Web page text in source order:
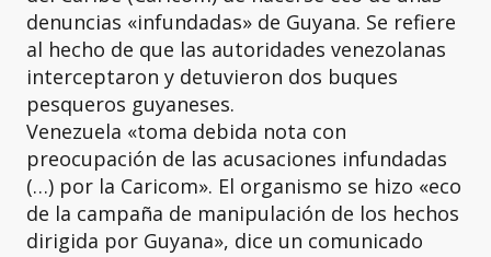
denuncias «infundadas» de Guyana. Se refiere
al hecho de que las autoridades venezolanas
interceptaron y detuvieron dos buques
pesqueros guyaneses.
Venezuela «toma debida nota con
preocupación de las acusaciones infundadas
(…) por la Caricom». El organismo se hizo «eco
de la campaña de manipulación de los hechos
dirigida por Guyana», dice un comunicado